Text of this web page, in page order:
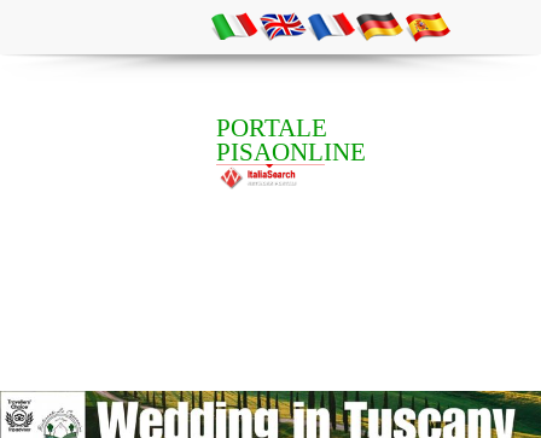
PORTALE
PISAONLINE